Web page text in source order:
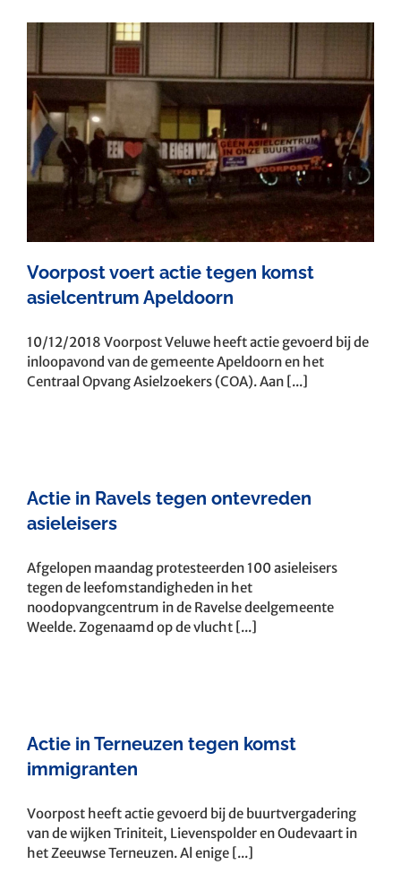
Voorpost voert actie tegen komst
asielcentrum Apeldoorn
10/12/2018 Voorpost Veluwe heeft actie gevoerd bij de
inloopavond van de gemeente Apeldoorn en het
Centraal Opvang Asielzoekers (COA). Aan [...]
Actie in Ravels tegen ontevreden
asieleisers
Afgelopen maandag protesteerden 100 asieleisers
tegen de leefomstandigheden in het
noodopvangcentrum in de Ravelse deelgemeente
Weelde. Zogenaamd op de vlucht [...]
Actie in Terneuzen tegen komst
immigranten
Voorpost heeft actie gevoerd bij de buurtvergadering
van de wijken Triniteit, Lievenspolder en Oudevaart in
het Zeeuwse Terneuzen. Al enige [...]